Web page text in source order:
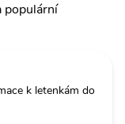
populární
k letenkám do